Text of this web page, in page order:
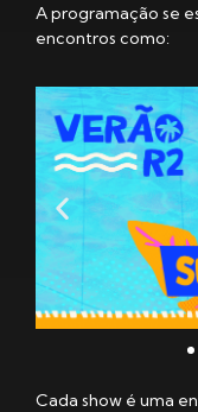
A programação se
encontros como:
Cada show é uma